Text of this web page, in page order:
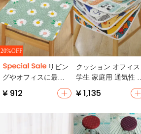
20%OFF
リビン
グやオフィスに最適
な座布団【快適・四
季通用・椅子用】
¥ 912
クッション オフィス
学生 家庭用 通気性 薄
¥ 1,135